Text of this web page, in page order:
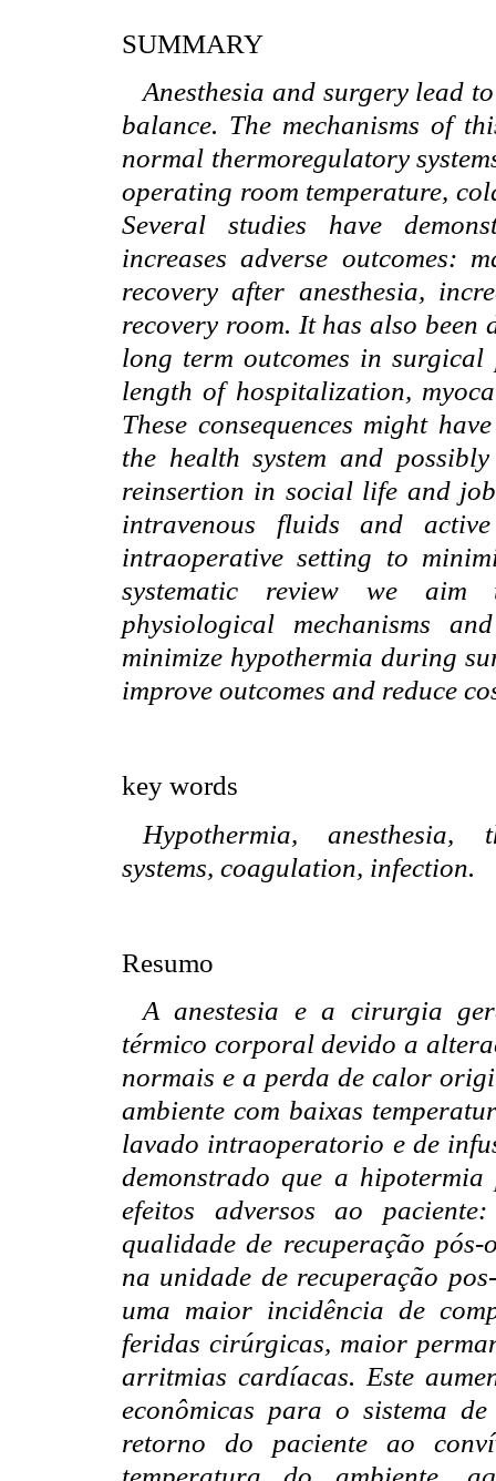
SUMMARY
Anesthesia and surgery lead
balance. The mechanisms of
normal thermoregulatory
operating room temperature,
Several studies have
increases adverse outcomes:
recovery after anesthesia,
recovery room. It has also been
long term outcomes in
length of hospitalization,
These consequences might
the health system and
reinsertion in social life and
intravenous fluids and
intraoperative setting to
systematic review we aim
physiological mechanisms
minimize hypothermia during
improve outcomes and reduce
key words
Hypothermia, anesthesia,
systems, coagulation, infection.
Resumo
A anestesia e a cirurgia
térmico corporal devido a
normais e a perda de calor
ambiente com baixas
lavado intraoperatorio e de
demonstrado que a
efeitos adversos ao
qualidade de recuperação
na unidade de recuperação
uma maior incidência de
feridas cirúrgicas, maior
arritmias cardíacas. Este
econômicas para o sistema
retorno do paciente ao